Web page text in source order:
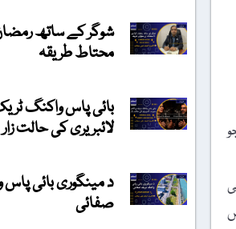
شوگر کے ساتھ
محتاط طریقہ
بائی پاس واکنگ
لائبریری کی حالت زار
د مینگوری بائی
صفائی